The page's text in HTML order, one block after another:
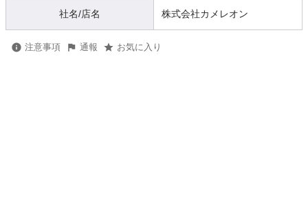
社名/店名 株式会社カメレオン
注意事項 通報 お気に入り